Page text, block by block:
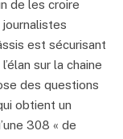
de les croire
est sécurisant
sur la chaine
des questions
obtient un
308 « de